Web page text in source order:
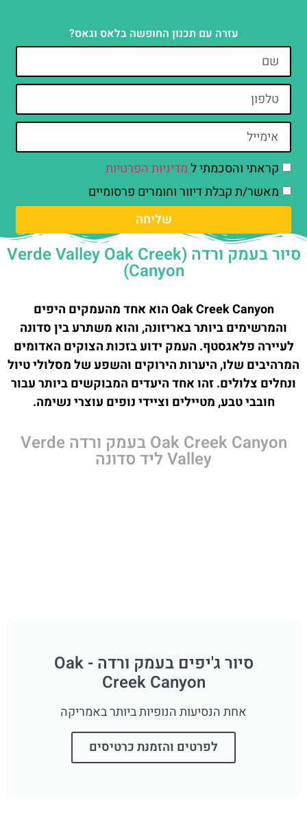
עזרה עם תכנון החופשה בלאס וגאס?
קראתי והסכמתי למדיניות הפרטיות
מאשר/ת קבלת דיוור וחומרים פרסומיים
שליחה
סיור בעמק ורדה (Verde Valley Oak Creek
Canyon)
Oak Creek Canyon הוא אחד מהעמקים היפים
והמרשימים ביותר באריזונה, והוא משתרע בין סדונה
לעיירה פלאגסטף. העמק ידוע בזכות הצוקים האדומים
המרהיבים שלו, היערות הירוקים והשפע של מסלולי טיול
ונחלים צלולים. זהו אחד היעדים המבוקשים ביותר עבור
חובבי טבע, מטיילים וציידי נופים עוצרי נשימה.
Oak Creek Canyon בעמק ורדה Verde
Valley ליד סדונה
סיור ג'יפים בעמק ורדה - Oak
Creek Canyon
אחת הנסיעות הנופיות ביותר באמריקה
לפרטים והזמנת כרטיסים